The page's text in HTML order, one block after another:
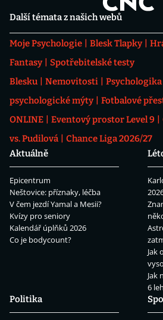
Další témata z našich webů
Moje Psychologie Blesk Tlapky
Fantasy
Spotřebitelské testy
Blesku
Nemovitosti
psychologické mýty
Fotbalové
ONLINE
Eventový prostor Level 9
vs. Pudilová
Chance Liga 2026/27
Aktuálně
Epicentrum
Neštovice: příznaky, léčba
V čem jezdí Yamal a Mesii?
Kvízy pro seniory
Kalendář úplňků 2026
Co je bodycount?
Jak
Jak
6
Politika